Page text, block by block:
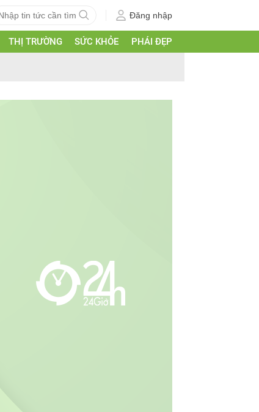
Đăng nhập
THỊ TRƯỜNG SỨC KHỎE PHÁI ĐẸP